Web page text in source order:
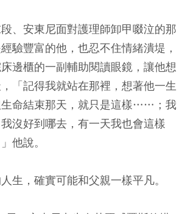
、安東尼面對護理師卸甲啜泣的那
驗豐富的他，也忍不住情緒潰堤，
邊櫃的一副輔助閱讀眼鏡，讓他想
「記得我就站在那裡，想著他一生
生命結束那天，就只是這樣……；我
沒好到哪去，有一天我也會這樣
他說。
生，確實可能和父親一樣平凡。